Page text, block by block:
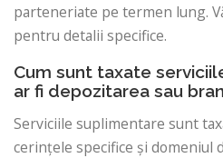
parteneriate pe termen lung.
pentru detalii specifice.
Cum sunt taxate
ar fi depozitarea sau
Serviciile suplimentare sunt
cerințele specifice și domeniul